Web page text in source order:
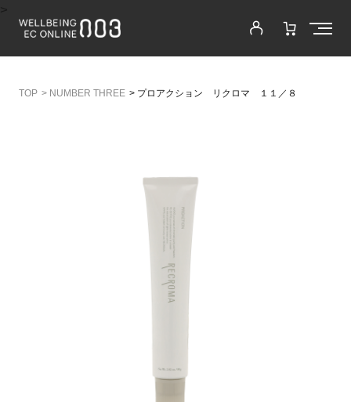
> NUMBER THREE > プロアクション リクロマ １１／８